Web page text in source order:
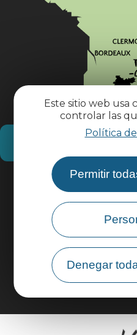
Este sitio web usa
controlar las
Política
Permitir
Denegar
Área